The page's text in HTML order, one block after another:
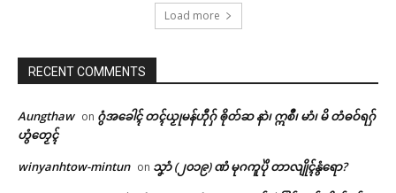
🏛 လညာတ်ပါ်ပဲါ
ဗွဳဒဳယဵု
ကေတ်အဆက်
မန် လ္ပကဵုဗၠးတိတ်အာညိ
January 26, 2026
မုဂွံဏာ တင်ခန်လ္ၚတ်ကီုရော
February 5, 2026
In "ပရိုၚ်"
Load more
RECENT COMMENTS
Aungthaw on ဂွံအခေါၚ် တၚ်ယၟုမန်ဟီုဂှ် ၜိုတ်ဆ နာဲ၊ ဣစဳ၊ မာံ၊ မိ တံဓဝ်ရဂှ်
ဟွံတၟေၚ်
winyanhtow-mintun on သၞာံ (၂၀၁၉) ဏံ မုဂကူပိုဲ တာလျိုၚ်နွံရော?